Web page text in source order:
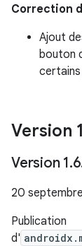
Correction
Ajout
bouton
Version 1
Version 1.6
20
Publication
d'